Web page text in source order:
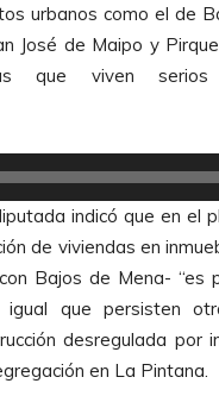
urbanos como el de
José de Maipo y
que viven
indicó que en el
de viviendas en
Bajos de Mena- “es
igual que persisten
desregulada por
en La Pintana.